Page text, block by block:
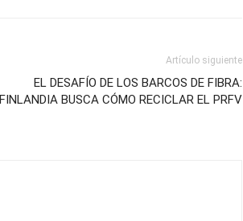
Artículo siguiente
EL DESAFÍO DE LOS BARCOS DE FIBRA:
FINLANDIA BUSCA CÓMO RECICLAR EL PRFV